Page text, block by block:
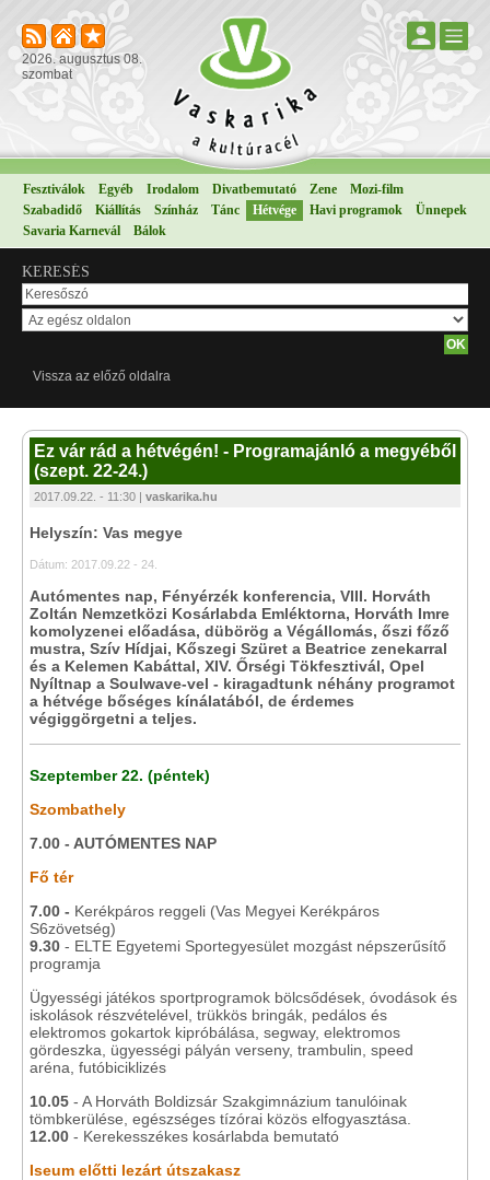
2026. augusztus 08.
szombat
Fesztiválok Egyéb Irodalom Divatbemutató Zene
Mozi-film
Szabadidő
Kiállítás Színház Tánc Hétvége Havi programok
Ünnepek
Savaria Karnevál
Bálok
KERESÉS
Vissza az előző oldalra
Ez vár rád a hétvégén! - Programajánló a megyéből
(szept. 22-24.)
2017.09.22. - 11:30 | vaskarika.hu
Helyszín: Vas megye
Dátum: 2017.09.22 - 24.
Autómentes nap, Fényérzék konferencia, VIII. Horváth
Zoltán Nemzetközi Kosárlabda Emléktorna, Horváth Imre
komolyzenei előadása, dübörög a Végállomás, őszi főző
mustra, Szív Hídjai, Kőszegi Szüret a Beatrice zenekarral
és a Kelemen Kabáttal, XIV. Őrségi Tökfesztivál, Opel
Nyíltnap a Soulwave-vel - kiragadtunk néhány programot
a hétvége bőséges kínálatából, de érdemes
végiggörgetni a teljes.
Szeptember 22. (péntek)
Szombathely
7.00 - AUTÓMENTES NAP
Fő tér
7.00 - Kerékpáros reggeli (Vas Megyei Kerékpáros
S6zövetség)
9.30 - ELTE Egyetemi Sportegyesület mozgást népszerűsítő
programja
Ügyességi játékos sportprogramok bölcsődések, óvodások és
iskolások részvételével, trükkös bringák, pedálos és
elektromos gokartok kipróbálása, segway, elektromos
gördeszka, ügyességi pályán verseny, trambulin, speed
aréna, futóbiciklizés
10.05 - A Horváth Boldizsár Szakgimnázium tanulóinak
tömbkerülése, egészséges tízórai közös elfogyasztása.
12.00 - Kerekesszékes kosárlabda bemutató
Iseum előtti lezárt útszakasz